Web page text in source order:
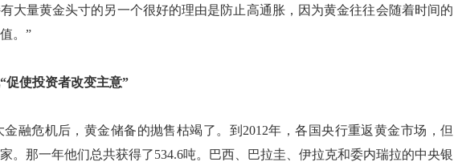
大量黄金头寸的另一个很好的理由是防止高通胀，因为黄金往往会随着时间的
。”
促使投资者改变主意”
金融危机后，黄金储备的抛售枯竭了。到2012年，各国央行重返黄金市场，但
。那一年他们总共获得了534.6吨。巴西、巴拉圭、伊拉克和委内瑞拉的中央银